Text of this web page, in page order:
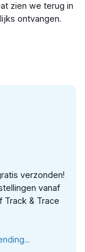
zien we terug in
ontvangen.
verzonden!
vanaf
Track & Trace